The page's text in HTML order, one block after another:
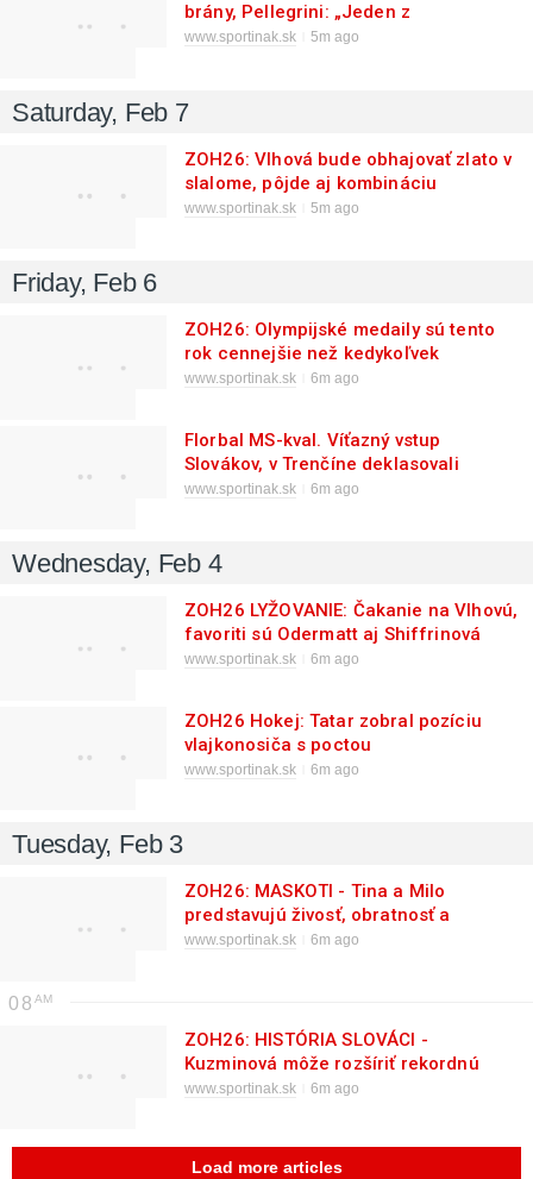
brány, Pellegrini: „Jeden z
najkrajších“
www.sportinak.sk 5m ago
Saturday, Feb 7
ZOH26: Vlhová bude obhajovať zlato v
slalome, pôjde aj kombináciu
www.sportinak.sk 5m ago
Friday, Feb 6
ZOH26: Olympijské medaily sú tento
rok cennejšie než kedykoľvek
predtým
www.sportinak.sk 6m ago
Florbal MS-kval. Víťazný vstup
Slovákov, v Trenčíne deklasovali
Francúzsko
www.sportinak.sk 6m ago
Wednesday, Feb 4
ZOH26 LYŽOVANIE: Čakanie na Vlhovú,
favoriti sú Odermatt aj Shiffrinová
www.sportinak.sk 6m ago
ZOH26 Hokej: Tatar zobral pozíciu
vlajkonosiča s poctou
www.sportinak.sk 6m ago
Tuesday, Feb 3
ZOH26: MASKOTI - Tina a Milo
predstavujú živosť, obratnosť a
rýchlosť
www.sportinak.sk 6m ago
08
ZOH26: HISTÓRIA SLOVÁCI -
Kuzminová môže rozšíriť rekordnú
zbierku medailí
www.sportinak.sk 6m ago
Load more articles